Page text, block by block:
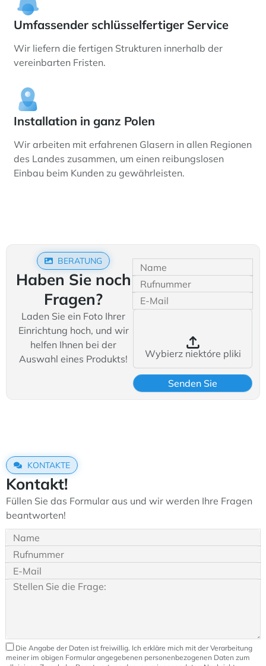
Umfassender schlüsselfertiger Service
Wir liefern die fertigen Strukturen innerhalb der
vereinbarten Fristen.
Installation in ganz Polen
Wir arbeiten mit erfahrenen Glasern in allen Regionen
des Landes zusammen, um einen reibungslosen
Einbau beim Kunden zu gewährleisten.
BERATUNG
Haben Sie noch
Fragen?
Laden Sie ein Foto Ihrer
Einrichtung hoch, und wir
helfen Ihnen bei der
Auswahl eines Produkts!
Wybierz niektóre pliki
KONTAKTE
Kontakt!
Füllen Sie das Formular aus und wir werden Ihre Fragen
beantworten!
Die Angabe der Daten ist freiwillig. Ich erkläre mich mit der Verarbeitung
meiner im obigen Formular angegebenen personenbezogenen Daten zum